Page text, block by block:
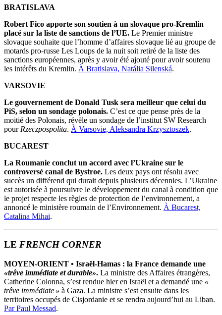
BRATISLAVA
Robert Fico apporte son soutien à un slovaque pro-Kremlin
placé sur la liste de sanctions de l’UE. Le Premier ministre
slovaque souhaite que l’homme d’affaires slovaque lié au groupe de
motards pro-russe Les Loups de la nuit soit retiré de la liste des
sanctions européennes, après y avoir été ajouté pour avoir soutenu
les intérêts du Kremlin. À Bratislava, Natália Silenská.
VARSOVIE
Le gouvernement de Donald Tusk sera meilleur que celui du
PiS, selon un sondage polonais. C’est ce que pense près de la
moitié des Polonais, révèle un sondage de l’institut SW Research
pour Rzeczpospolita. À Varsovie, Aleksandra Krzysztoszek.
BUCAREST
La Roumanie conclut un accord avec l’Ukraine sur le
controversé canal de Bystroe. Les deux pays ont résolu avec
succès un différend qui durait depuis plusieurs décennies. L’Ukraine
est autorisée à poursuivre le développement du canal à condition que
le projet respecte les règles de protection de l’environnement, a
annoncé le ministère roumain de l’Environnement. À Bucarest,
Catalina Mihai.
LE FRENCH CORNER
MOYEN-ORIENT • Israël-Hamas : la France demande une
«trêve immédiate et durable». La ministre des Affaires étrangères,
Catherine Colonna, s’est rendue hier en Israël et a demandé une «
trêve immédiate » à Gaza. La ministre s’est ensuite dans les
territoires occupés de Cisjordanie et se rendra aujourd’hui au Liban.
Par Paul Messad.